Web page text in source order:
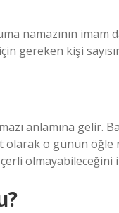
namazının imam
gereken kişi
anlamına gelir.
o günün öğle